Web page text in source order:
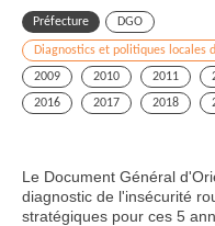
Préfecture DGO
Diagnostics et politiques locales
2009
2010 2011
2016
2017 2018
Le Document Général
diagnostic de l'insécurité
stratégiques pour ces 5